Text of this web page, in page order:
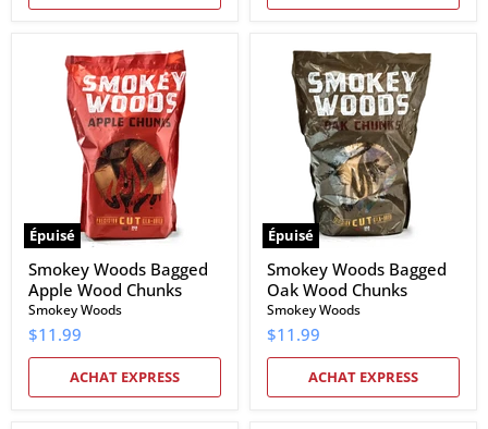
Épuisé
Smokey
Woods
Bagged
Chunks
Smokey Woods Bagged
Apple Wood Chunks
Smokey Woods
$11.99
ACHAT EXPRESS
Épuisé
Smokey
Woods
Bagged
Wood
Chunks
Smokey Woods Bagged
Oak Wood Chunks
Smokey Woods
$11.99
ACHAT EXPRESS